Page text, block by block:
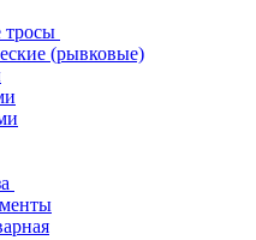
тросы
(рывковые)